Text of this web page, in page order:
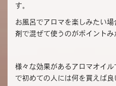
す。
お風呂でアロマを楽しみたい
剤で混ぜて使うのがポイントみ
様々な効果があるアロマオイ
で初めての人には何を買えば